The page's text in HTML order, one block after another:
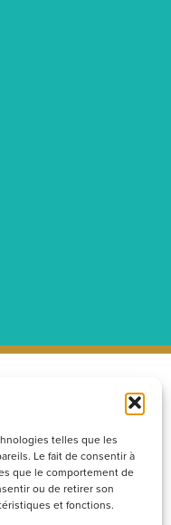
telles que les
Le fait de consentir à
que le comportement de
ou de retirer son
et fonctions.